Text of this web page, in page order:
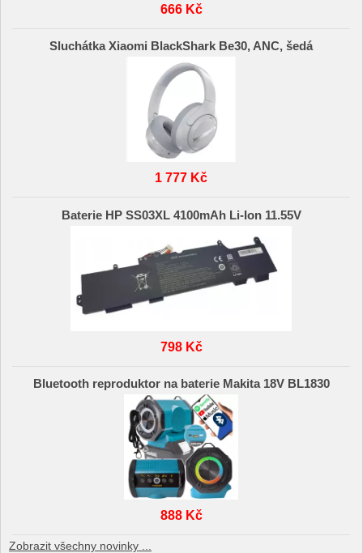
666 Kč
Sluchátka Xiaomi BlackShark Be30, ANC, šedá
1 777 Kč
Baterie HP SS03XL 4100mAh Li-Ion 11.55V
798 Kč
Bluetooth reproduktor na baterie Makita 18V BL1830
888 Kč
Zobrazit všechny novinky ...